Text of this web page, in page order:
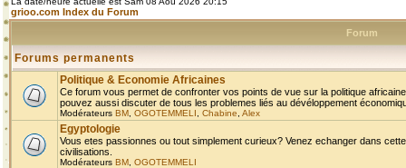
grioo.com Index du Forum
Forum
Forums permanents
Politique & Economie Africaines
Ce forum vous permet de confronter vos points de vue sur la politique
pouvez aussi discuter de tous les problemes liés au dévéloppement
Modérateurs BM OGOTEMMELI Chabine Alex
Egyptologie
Vous etes passionnes ou tout simplement curieux? Venez echanger dans
civilisations.
Modérateurs BM OGOTEMMELI